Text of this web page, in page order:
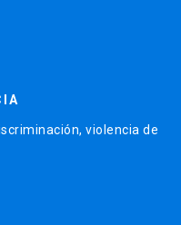
violencia de